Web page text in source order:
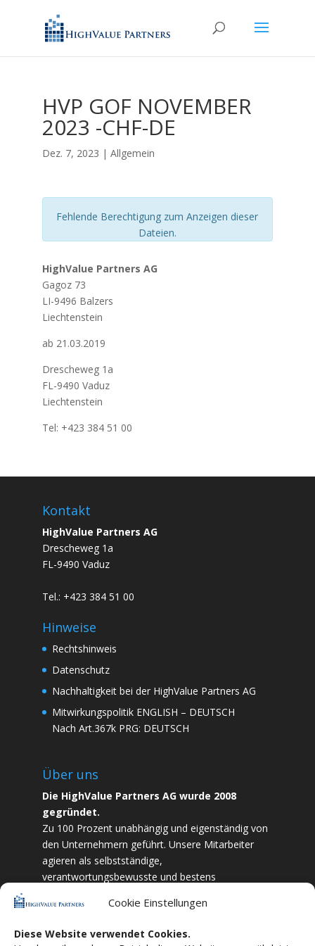
Cookie Einstellungen
Diese Website verwendet Cookies.
HVP GOF NOVEMBER
2023 -CHF-DE
Dez. 7, 2023 | Allgemein
Fehlende Berechtigung zum Anzeigen dieser
Dateien.
HighValue Partners AG
Gagoz 73
LI-9496 Balzers
Liechtenstein
ab 21.03.2019
Drescheweg 1a
FL-9490 Vaduz
Liechtenstein
Tel: +423 384 51 00
Kontakt
HighValue Partners AG
Drescheweg 1a
FL-9490 Vaduz
Tel.: +423 384 51 00
Hinweise
Rechtshinweis
Datenschutz
Nachhaltigkeit bei der HighValue Partners AG
Mitwirkungspolitik ENGLISH – DEUTSCH
Nach Art.367k PRG: DEUTSCH
Über uns
Die HighValue Partners AG wurde 2008
gegründet.
Zu 100 Prozent unabhängig und eigenständig von
den Unternehmern geführt. Unsere Mitarbeiter
agieren als selbstständige,
verantwortungsbewusste und bestens
und Zielstrebigkeit sind wir bestrebt das